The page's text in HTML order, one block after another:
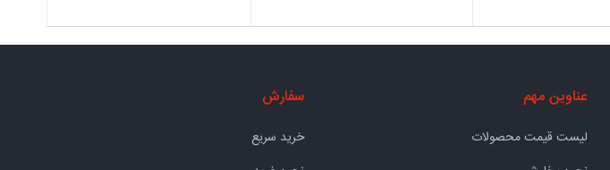
عناوین مهم
لیست قیمت محصولات
سفارش
خرید سریع